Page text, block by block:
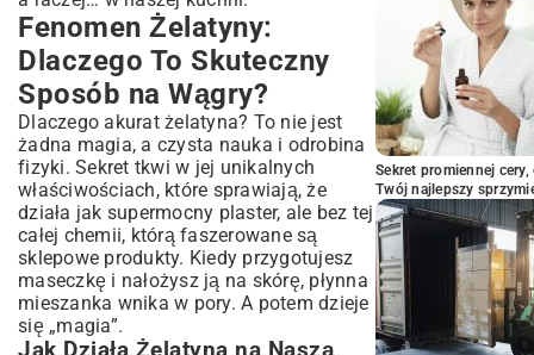
Podsumowanie: Osiągnij Czystą i
Zdrową Cerę Domowymi Metodami
Fenomen Żelatyny:
Dlaczego To Skuteczny
Sposób na Wągry?
Dlaczego akurat żelatyna? To nie jest
żadna magia, a czysta nauka i odrobina
fizyki. Sekret tkwi w jej unikalnych
właściwościach, które sprawiają, że
działa jak supermocny plaster, ale bez tej
całej chemii, którą faszerowane są
sklepowe produkty. Kiedy przygotujesz
maseczkę i nałożysz ją na skórę, płynna
mieszanka wnika w pory. A potem dzieje
się „magia”.
Sekret promiennej
Twój najlepszy